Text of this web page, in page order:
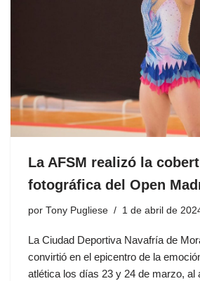
La AFSM realizó la
fotográfica del Open
por Tony Pugliese 1 de abril de
La Ciudad Deportiva Navafría de
convirtió en el epicentro de la
atlética los días 23 y 24 de marzo, al